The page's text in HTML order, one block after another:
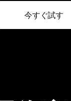
今すぐ試す